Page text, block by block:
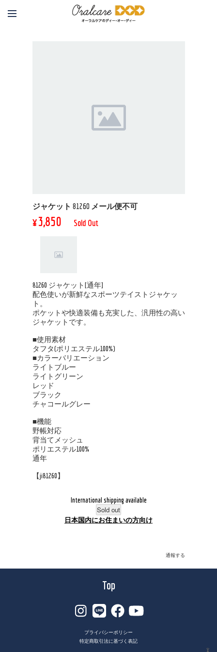
ジャケット 81260 メール便不可
¥3,850 Sold Out
81260 ジャケット[通年]
配色使いが新鮮なスポーツテイストジャケッ
ト。
ポケットや快適装備も充実した、汎用性の高い
ジャケットです。
■使用素材
タフタ(ポリエステル100%)
■カラーバリエーション
ライトブルー
ライトグリーン
レッド
ブラック
チャコールグレー
■機能
野帳対応
背当てメッシュ
ポリエステル100%
通年
【ji81260】
International shipping available
Sold out
日本国内にお住まいの方向け
通報する
Top
プライバシーポリシー
特定商取引法に基づく表記